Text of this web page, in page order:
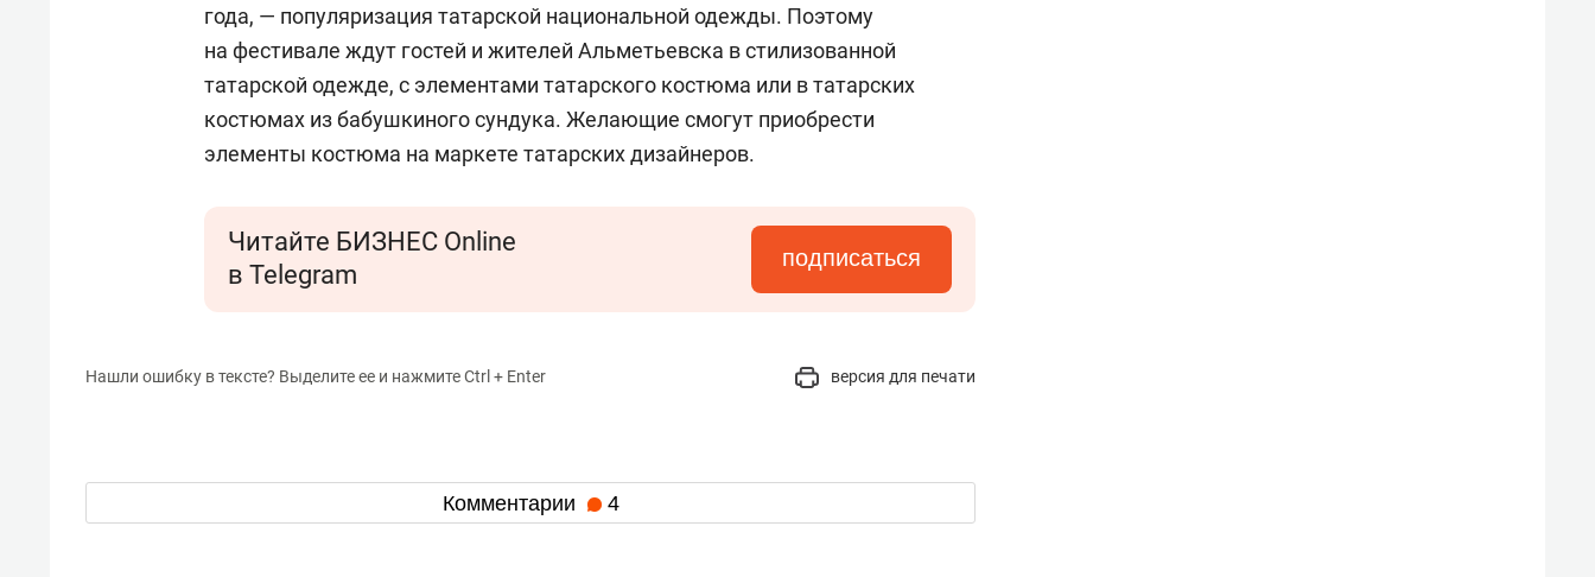
года, — популяризация татарской национальной одежды. Поэтому
на фестивале ждут гостей и жителей Альметьевска в стилизованной
татарской одежде, с элементами татарского костюма или в татарских
костюмах из бабушкиного сундука. Желающие смогут приобрести
элементы костюма на маркете татарских дизайнеров.
Читайте БИЗНЕС Online
в Telegram
подписаться
Нашли ошибку в тексте? Выделите ее и нажмите Ctrl + Enter версия для печати
Комментарии 4